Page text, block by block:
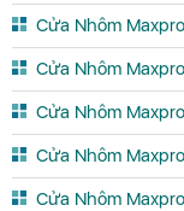
Cửa Nhôm
Cửa Nhôm
Cửa Nhôm
Cửa Nhôm
Cửa Nhôm